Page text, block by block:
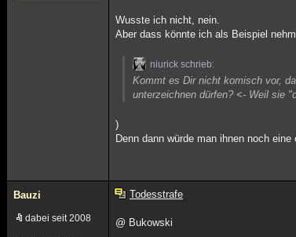
Wusste ich nicht, nein.
Aber dass könnte ich als Beispiel
niurick schrieb:
Kommt es Dir nicht komisch vor,
unterzeichnen dürfen? <- Weil sie
)
Denn dann würde man ihnen noch
Bauzi
dabei seit 2008
Todesstrafe
@ Bukowski